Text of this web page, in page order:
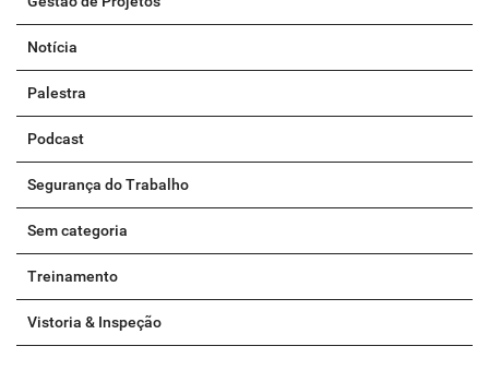
Notícia
Palestra
Podcast
Segurança do Trabalho
Sem categoria
Treinamento
Vistoria & Inspeção